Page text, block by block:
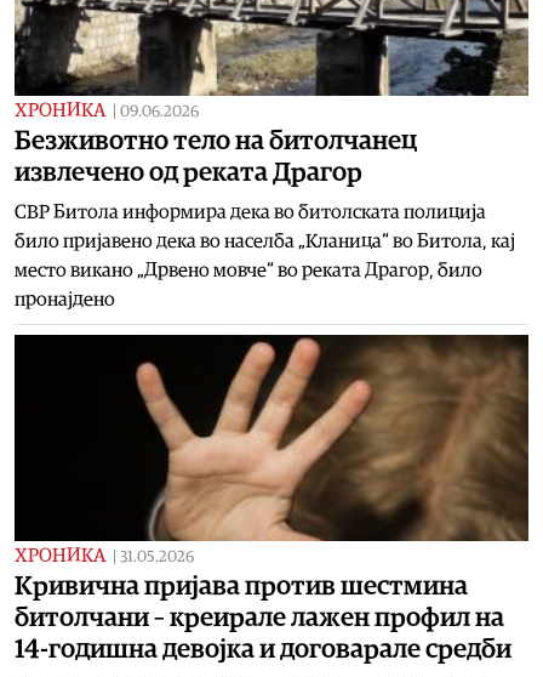
ХРОНИКА 09.06.2026
Безживотно тело на битолчанец
извлечено од реката Драгор
СВР Битола информира дека во битолската полиција
било пријавено дека во населба „Кланица“ во Битола, кај
место викано „Дрвено мовче“ во реката Драгор, било
пронајдено
ХРОНИКА 31.05.2026
Кривична пријава против шестмина
битолчани – креирале лажен профил на
14-годишна девојка и договарале средби